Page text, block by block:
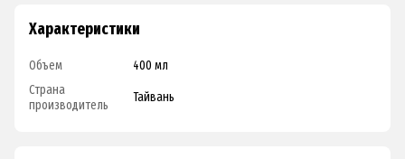
Характеристики
Объем
400 мл
Страна
производитель
Тайвань